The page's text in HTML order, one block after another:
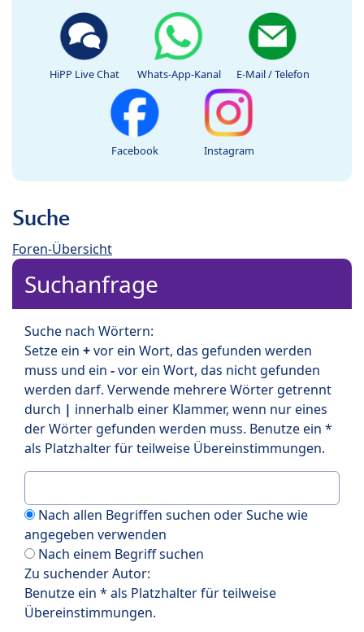
HiPP Live Chat Whats-App-Kanal E-Mail / Telefon
Facebook Instagram
Suche
Foren-Übersicht
Suchanfrage
Suche nach Wörtern:
Setze ein +vor ein Wort, das gefunden werden
muss und ein -vor ein Wort, das nicht gefunden
werden darf. Verwende mehrere Wörter getrennt
durch | innerhalb einer Klammer, wenn nur eines
der Wörter gefunden werden muss. Benutze ein *
als Platzhalter für teilweise Übereinstimmungen.
Nach allen Begriffen suchen oder Suche wie
angegeben verwenden
Nach einem Begriff suchen
Zu suchender Autor:
Benutze ein * als Platzhalter für teilweise
Übereinstimmungen.